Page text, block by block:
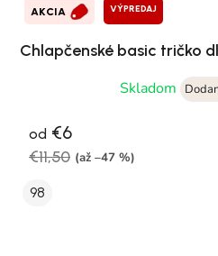
AKCIA VÝPREDAJ
Chlapčenské basic tričko
Skladom
od €6
€11,50 (až –47 %)
98